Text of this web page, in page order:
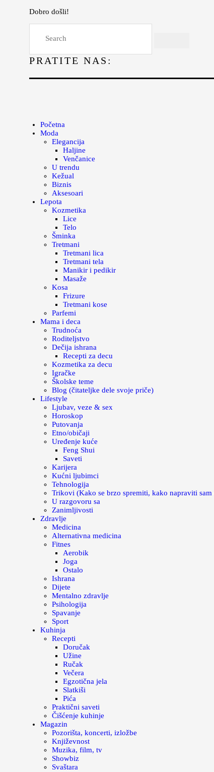
Dobro došli!
PRATITE NAS:
Početna
Moda
Elegancija
Haljine
Venčanice
U trendu
Kežual
Biznis
Aksesoari
Lepota
Kozmetika
Lice
Telo
Šminka
Tretmani
Tretmani lica
Tretmani tela
Manikir i pedikir
Masaže
Kosa
Frizure
Tretmani kose
Parfemi
Mama i deca
Trudnoća
Roditeljstvo
Dečija ishrana
Recepti za decu
Kozmetika za decu
Igračke
Školske teme
Blog (čitateljke dele svoje priče)
Lifestyle
Ljubav, veze & sex
Horoskop
Putovanja
Etno/običaji
Uređenje kuće
Feng Shui
Saveti
Karijera
Kućni ljubimci
Tehnologija
Trikovi (Kako se brzo spremiti, kako napraviti sam
U razgovoru sa
Zanimljivosti
Zdravlje
Medicina
Alternativna medicina
Fitnes
Aerobik
Joga
Ostalo
Ishrana
Dijete
Mentalno zdravlje
Psihologija
Spavanje
Sport
Kuhinja
Recepti
Doručak
Užine
Ručak
Večera
Egzotična jela
Slatkiši
Pića
Praktični saveti
Čišćenje kuhinje
Magazin
Pozorišta, koncerti, izložbe
Književnost
Muzika, film, tv
Showbiz
Svaštara
Lepota
Kuhinja
Magazin